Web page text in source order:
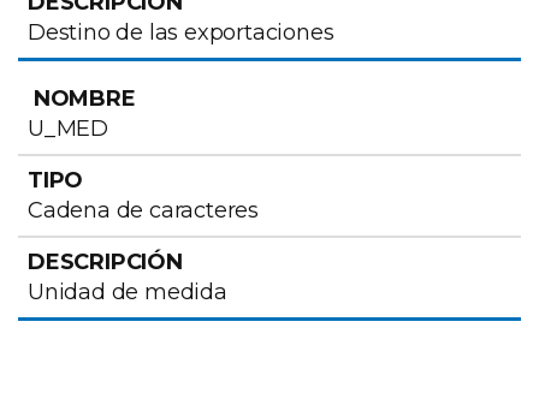
Destino de las exportaciones
U_MED
Cadena de caracteres
Unidad de medida